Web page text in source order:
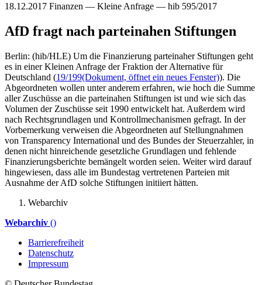
18.12.2017 Finanzen — Kleine Anfrage — hib 595/2017
AfD fragt nach parteinahen Stiftungen
Berlin: (hib/HLE) Um die Finanzierung parteinaher Stiftungen geht
es in einer Kleinen Anfrage der Fraktion der Alternative für
Deutschland (19/199(Dokument, öffnet ein neues Fenster)). Die
Abgeordneten wollen unter anderem erfahren, wie hoch die Summe
aller Zuschüsse an die parteinahen Stiftungen ist und wie sich das
Volumen der Zuschüsse seit 1990 entwickelt hat. Außerdem wird
nach Rechtsgrundlagen und Kontrollmechanismen gefragt. In der
Vorbemerkung verweisen die Abgeordneten auf Stellungnahmen
von Transparency International und des Bundes der Steuerzahler, in
denen nicht hinreichende gesetzliche Grundlagen und fehlende
Finanzierungsberichte bemängelt worden seien. Weiter wird darauf
hingewiesen, dass alle im Bundestag vertretenen Parteien mit
Ausnahme der AfD solche Stiftungen initiiert hätten.
Webarchiv
Webarchiv ()
Barrierefreiheit
Datenschutz
Impressum